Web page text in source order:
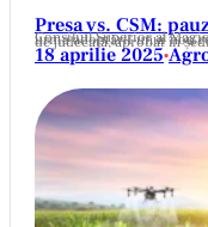
Presa vs. CSM:
Consiliul Superior al Magistraturii (CSM) a stârnit un val de critici în urma adoptării unui nou regulament-cadru privind accesul
18 aprilie 2025•